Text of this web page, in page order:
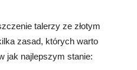
talerzy ze złotym
zasad, których warto
jak najlepszym stanie: